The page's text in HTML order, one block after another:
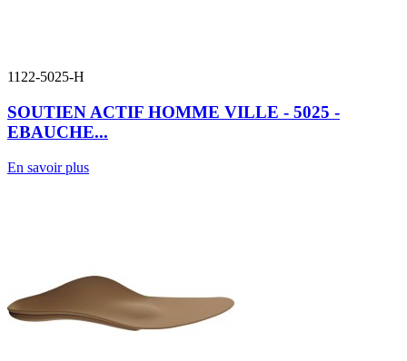
1122-5025-H
SOUTIEN ACTIF HOMME VILLE - 5025 -
EBAUCHE...
En savoir plus